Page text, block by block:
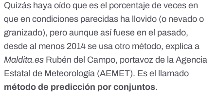
Quizás haya oído que es el porcentaje de veces en
que en condiciones parecidas ha llovido (o nevado o
granizado), pero aunque así fuese en el pasado,
desde al menos 2014 se usa otro método, explica a
Maldita.es Rubén del Campo, portavoz de la Agencia
Estatal de Meteorología (AEMET). Es el llamado
método de predicción por conjuntos.